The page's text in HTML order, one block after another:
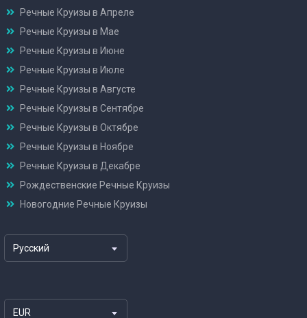
Речные Круизы в Апреле
Речные Круизы в Мае
Речные Круизы в Июне
Речные Круизы в Июле
Речные Круизы в Августе
Речные Круизы в Сентябре
Речные Круизы в Октябре
Речные Круизы в Ноябре
Речные Круизы в Декабре
Рождественские Речные Круизы
Новогодние Речные Круизы
Русский
EUR